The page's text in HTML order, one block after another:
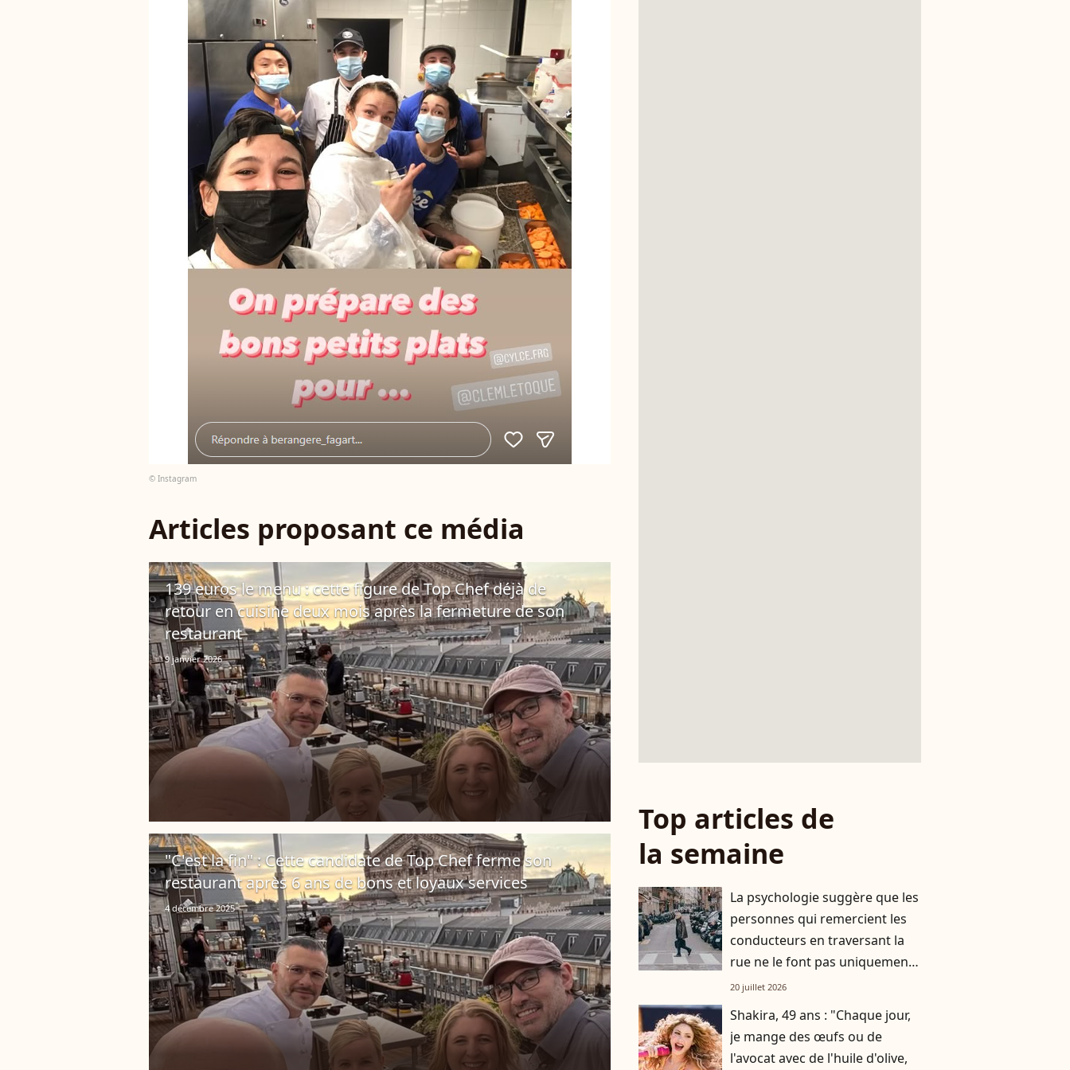
© Instagram
Articles proposant ce média
139 euros le menu : cette figure de Top Chef déjà de
retour en cuisine deux mois après la fermeture de son
restaurant
9 janvier 2026
"C'est la fin" : Cette candidate de Top Chef ferme son
restaurant après 6 ans de bons et loyaux services
4 décembre 2025
Top articles de
la semaine
La psychologie suggère que les
personnes qui remercient les
conducteurs en traversant la
rue ne le font pas uniquement
par gratitude
20 juillet 2026
Shakira, 49 ans : "Chaque jour,
je mange des œufs ou de
l'avocat avec de l'huile d'olive,